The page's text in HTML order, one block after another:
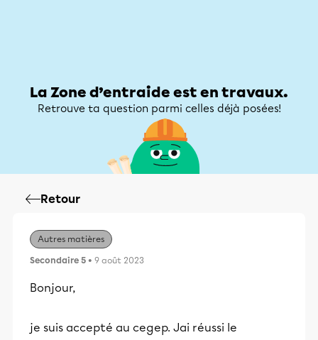
La Zone d’entraide est en travaux.
Retrouve ta question parmi celles déjà posées!
Retour
Autres matières
Secondaire 5 • 9 août 2023
Bonjour,
je suis accepté au cegep. Jai réussi le